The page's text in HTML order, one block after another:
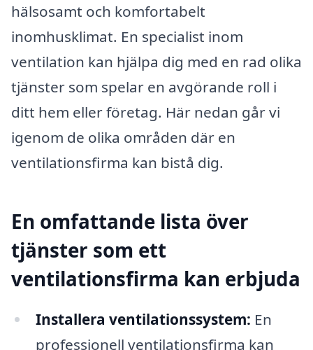
hälsosamt och komfortabelt
inomhusklimat. En specialist inom
ventilation kan hjälpa dig med en rad olika
tjänster som spelar en avgörande roll i
ditt hem eller företag. Här nedan går vi
igenom de olika områden där en
ventilationsfirma kan bistå dig.
En omfattande lista över
tjänster som ett
ventilationsfirma kan erbjuda
Installera ventilationssystem: En
professionell ventilationsfirma kan